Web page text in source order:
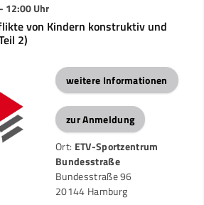
12:00 Uhr
von Kindern konstruktiv und
2)
weitere Informationen
zur Anmeldung
Ort: ETV-Sportzentrum
Bundesstraße
Bundesstraße 96
20144 Hamburg